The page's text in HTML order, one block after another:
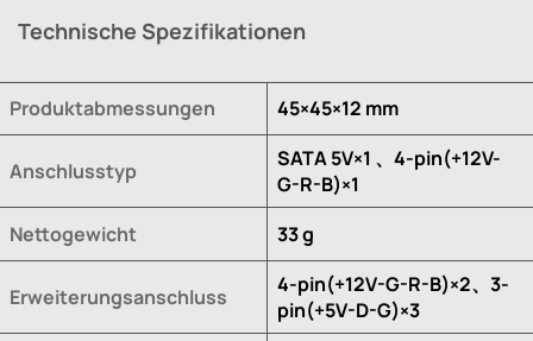
Technische Spezifikationen
Produktabmessungen 45×45×12 mm
Anschlusstyp
SATA 5V×1 、4-pin(+12V-
G-R-B)×1
Nettogewicht
33 g
Erweiterungsanschluss
4-pin(+12V-G-R-B)×2、3-
pin(+5V-D-G)×3